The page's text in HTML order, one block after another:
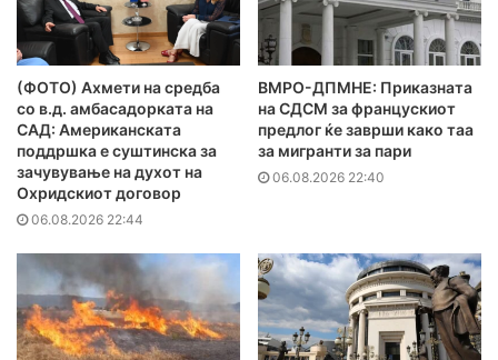
(ФОТО) Ахмети на средба
со в.д. амбасадорката на
САД: Американската
поддршка е суштинска за
зачувување на духот на
Охридскиот договор
06.08.2026 22:44
ВМРО-ДПМНЕ: Приказната
на СДСМ за францускиот
предлог ќе заврши како таа
за мигранти за пари
06.08.2026 22:40